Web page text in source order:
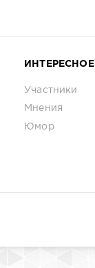
ИНТЕРЕСНОЕ
Участники
Мнения
Юмор